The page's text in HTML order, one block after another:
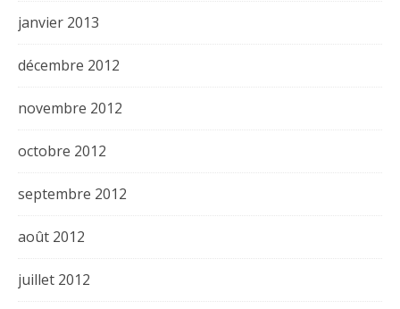
janvier 2013
décembre 2012
novembre 2012
octobre 2012
septembre 2012
août 2012
juillet 2012